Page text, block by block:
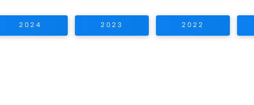
2024 2023 2022